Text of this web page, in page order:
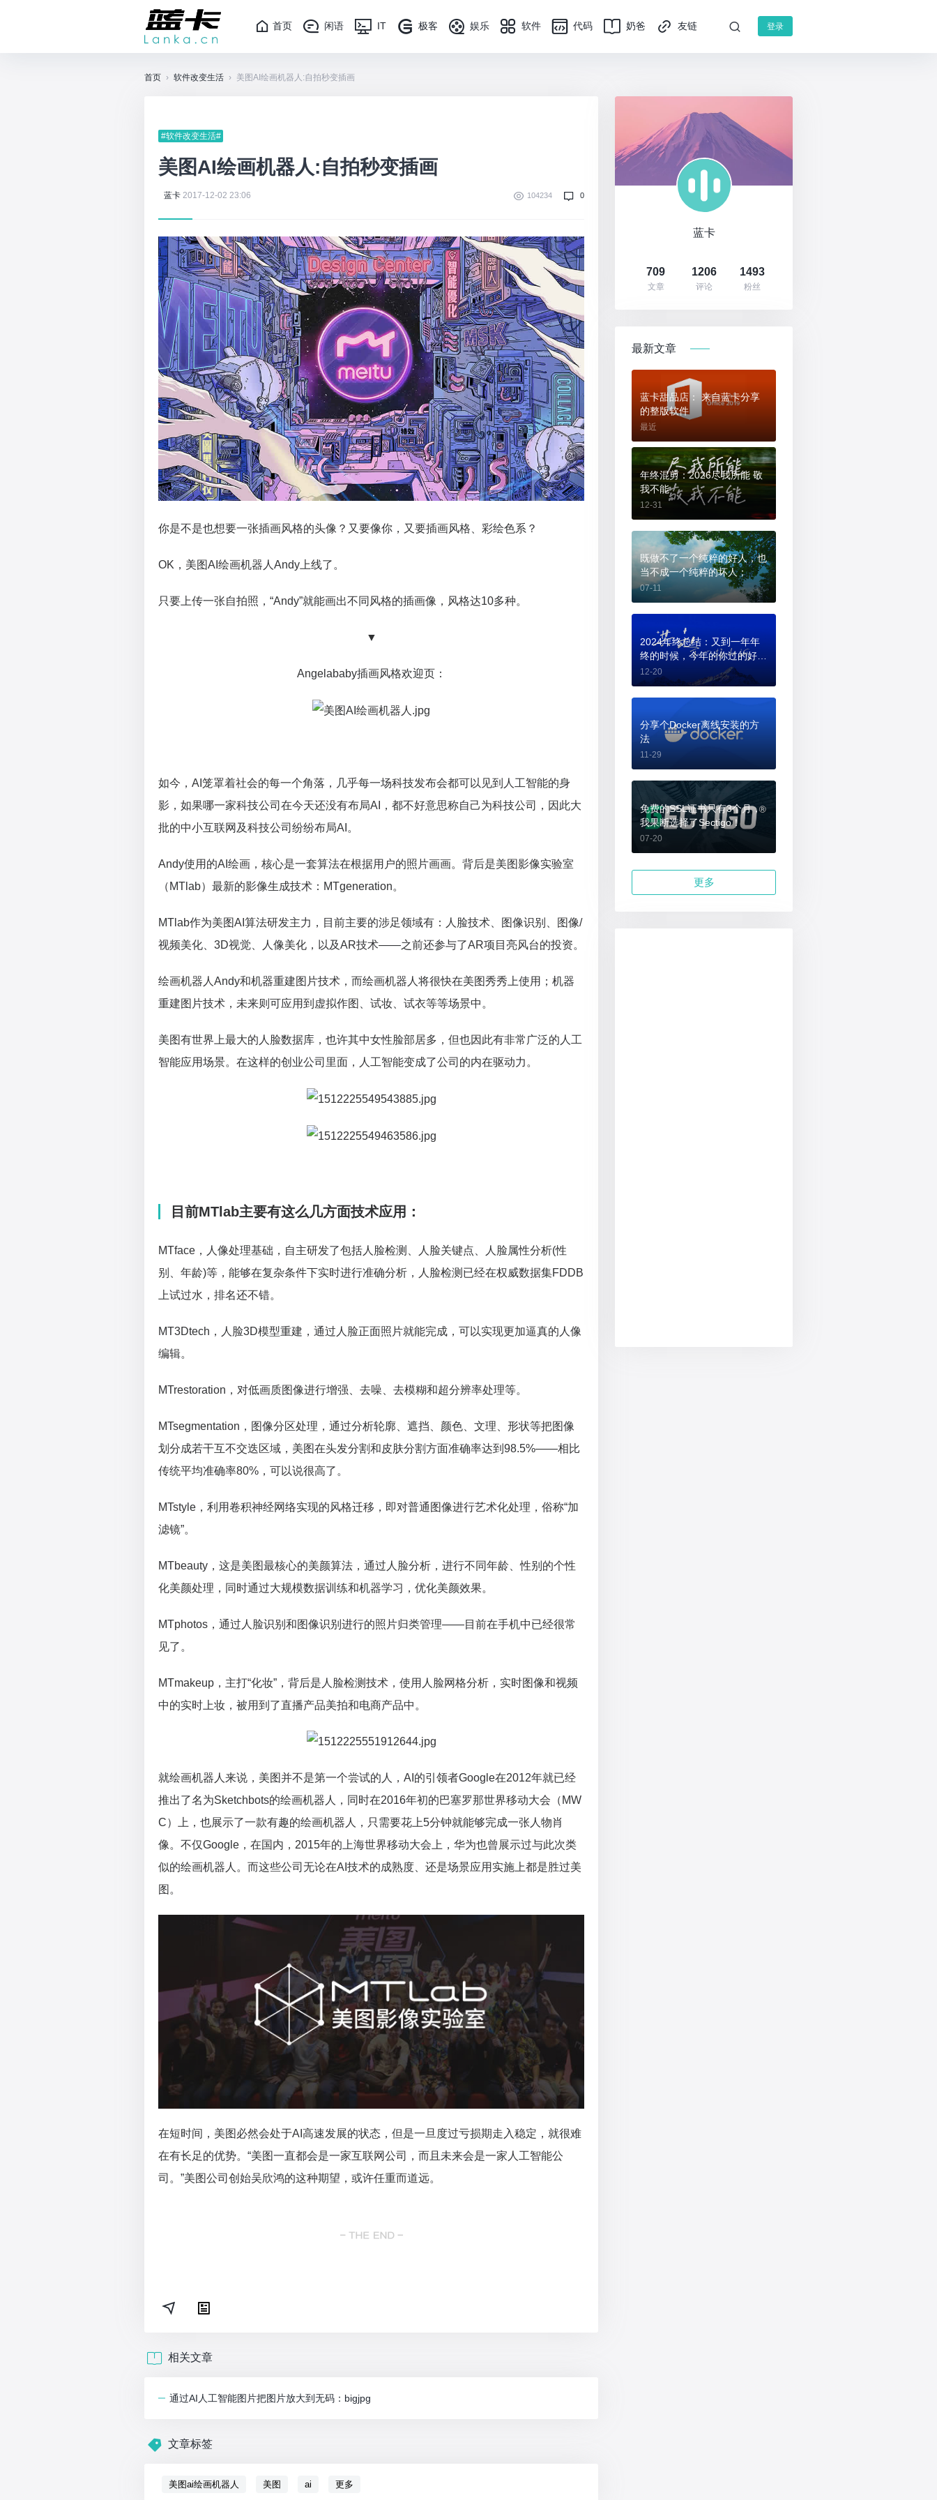
首页 闲语 IT 极客 娱乐 软件 代码 奶爸 友链 登录
首页 › 软件改变生活 › 美图AI绘画机器人:自拍秒变插画
#软件改变生活#
美图AI绘画机器人:自拍秒变插画
蓝卡 2017-12-02 23:06 104234 0
你是不是也想要一张插画风格的头像？又要像你，又要插画风格、彩绘色系？
OK，美图AI绘画机器人Andy上线了。
只要上传一张自拍照，“Andy”就能画出不同风格的插画像，风格达10多种。
▼
Angelababy插画风格欢迎页：
如今，AI笼罩着社会的每一个角落，几乎每一场科技发布会都可以见到人工智能的身
影，如果哪一家科技公司在今天还没有布局AI，都不好意思称自己为科技公司，因此大
批的中小互联网及科技公司纷纷布局AI。
Andy使用的AI绘画，核心是一套算法在根据用户的照片画画。背后是美图影像实验室
（MTlab）最新的影像生成技术：MTgeneration。
MTlab作为美图AI算法研发主力，目前主要的涉足领域有：人脸技术、图像识别、图像/
视频美化、3D视觉、人像美化，以及AR技术——之前还参与了AR项目亮风台的投资。
绘画机器人Andy和机器重建图片技术，而绘画机器人将很快在美图秀秀上使用；机器
重建图片技术，未来则可应用到虚拟作图、试妆、试衣等等场景中。
美图有世界上最大的人脸数据库，也许其中女性脸部居多，但也因此有非常广泛的人工
智能应用场景。在这样的创业公司里面，人工智能变成了公司的内在驱动力。
目前MTlab主要有这么几方面技术应用：
MTface，人像处理基础，自主研发了包括人脸检测、人脸关键点、人脸属性分析(性
别、年龄)等，能够在复杂条件下实时进行准确分析，人脸检测已经在权威数据集FDDB
上试过水，排名还不错。
MT3Dtech，人脸3D模型重建，通过人脸正面照片就能完成，可以实现更加逼真的人像
编辑。
MTrestoration，对低画质图像进行增强、去噪、去模糊和超分辨率处理等。
MTsegmentation，图像分区处理，通过分析轮廓、遮挡、颜色、文理、形状等把图像
划分成若干互不交迭区域，美图在头发分割和皮肤分割方面准确率达到98.5%——相比
传统平均准确率80%，可以说很高了。
MTstyle，利用卷积神经网络实现的风格迁移，即对普通图像进行艺术化处理，俗称“加
滤镜”。
MTbeauty，这是美图最核心的美颜算法，通过人脸分析，进行不同年龄、性别的个性
化美颜处理，同时通过大规模数据训练和机器学习，优化美颜效果。
MTphotos，通过人脸识别和图像识别进行的照片归类管理——目前在手机中已经很常
见了。
MTmakeup，主打“化妆”，背后是人脸检测技术，使用人脸网格分析，实时图像和视频
中的实时上妆，被用到了直播产品美拍和电商产品中。
就绘画机器人来说，美图并不是第一个尝试的人，AI的引领者Google在2012年就已经
推出了名为Sketchbots的绘画机器人，同时在2016年初的巴塞罗那世界移动大会（MW
C）上，也展示了一款有趣的绘画机器人，只需要花上5分钟就能够完成一张人物肖
像。不仅Google，在国内，2015年的上海世界移动大会上，华为也曾展示过与此次类
似的绘画机器人。而这些公司无论在AI技术的成熟度、还是场景应用实施上都是胜过美
图。
在短时间，美图必然会处于AI高速发展的状态，但是一旦度过亏损期走入稳定，就很难
在有长足的优势。“美图一直都会是一家互联网公司，而且未来会是一家人工智能公
司。”美图公司创始吴欣鸿的这种期望，或许任重而道远。
相关文章
通过AI人工智能图片把图片放大到无码：bigjpg
文章标签
美图ai绘画机器人 美图 ai 更多
蓝卡
709
文章
1206
评论
1493
粉丝
最新文章
蓝卡甜品店： 来自蓝卡分享
的整版软件
最近
年终混剪：2026尽我所能 敬
我不能
12-31
既做不了一个纯粹的好人，也
当不成一个纯粹的坏人；
07-11
2024年终总结：又到一年年
终的时候，今年的你过的好
吗？
12-20
分享个Docker离线安装的方
法
11-29
免费的SSL证书只有3个月，
我果断选择了Sectigo！
07-20
更多